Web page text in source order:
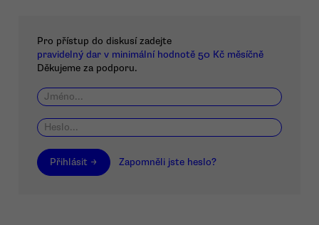
Pro přístup do diskusí zadejte
pravidelný dar v minimální hodnotě 50 Kč měsíčně
Děkujeme za podporu.
Přihlásit → Zapomněli jste heslo?